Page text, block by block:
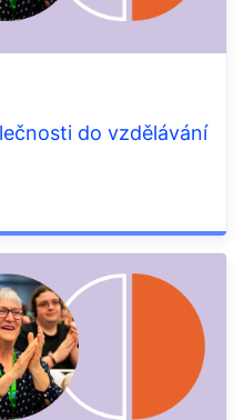
do vzdělávání